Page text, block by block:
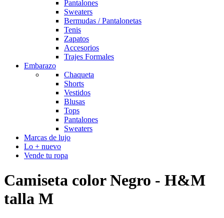
Pantalones
Sweaters
Bermudas / Pantalonetas
Tenis
Zapatos
Accesorios
Trajes Formales
Embarazo
Chaqueta
Shorts
Vestidos
Blusas
Tops
Pantalones
Sweaters
Marcas de lujo
Lo + nuevo
Vende tu ropa
Camiseta color Negro - H&M
talla M